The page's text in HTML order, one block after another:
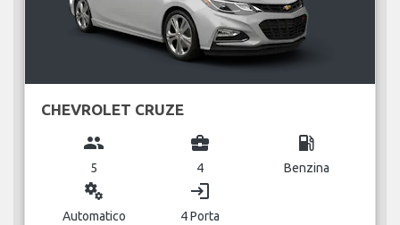
CHEVROLET CRUZE
group
5
business_center
4
local_gas_station
Benzina
miscellaneous_services
Automatico
login
4 Porta